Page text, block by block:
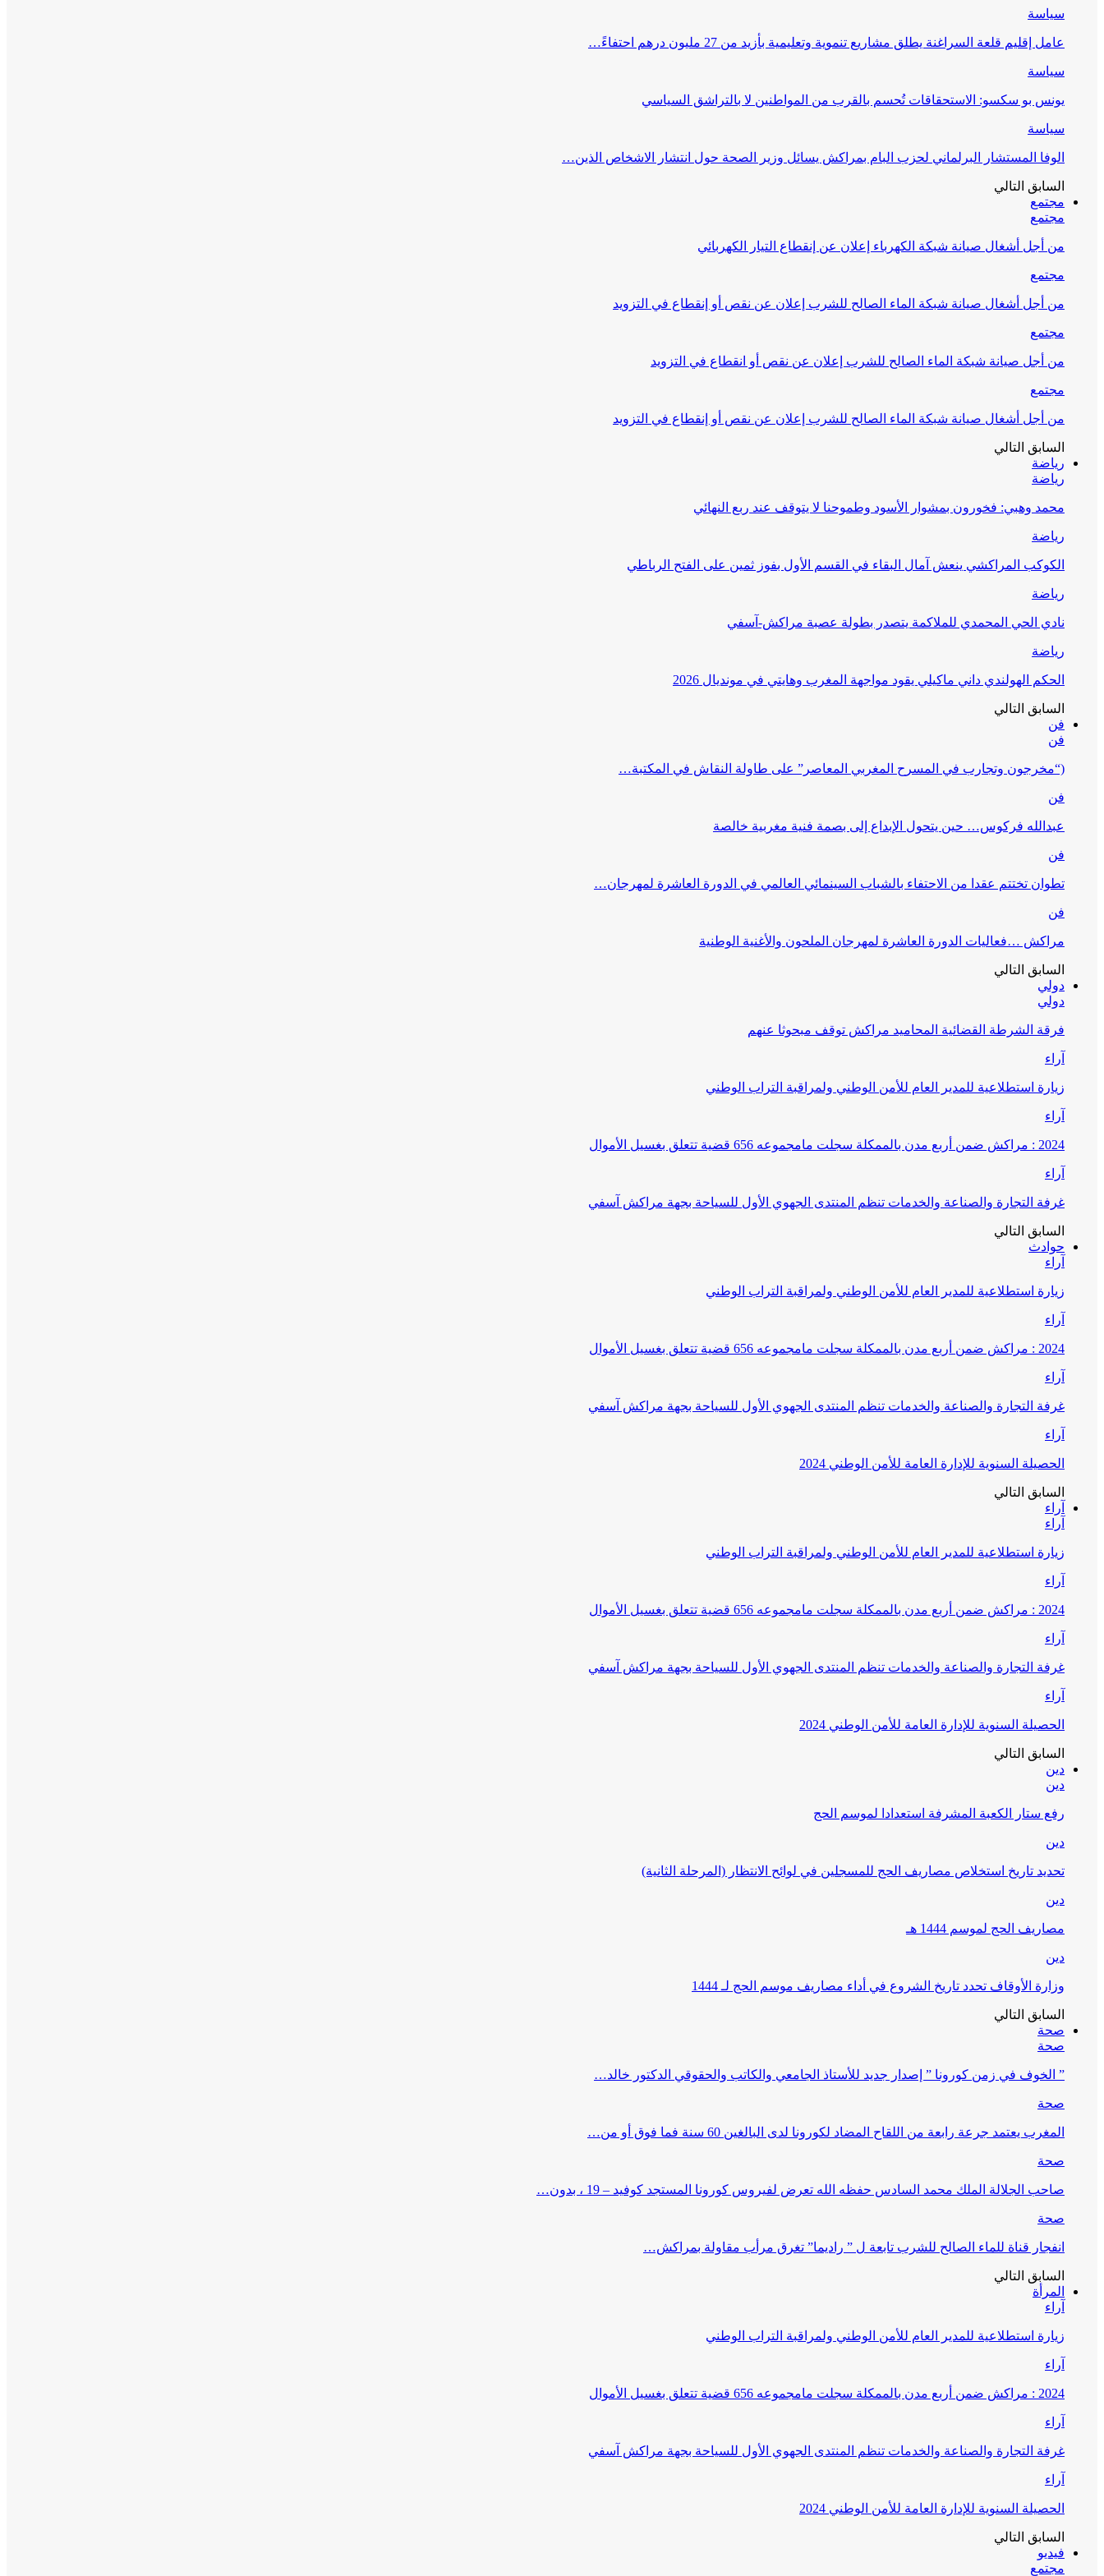
سياسة
عامل إقليم قلعة السراغنة يطلق مشاريع تنموية وتعليمية بأزيد من 27 مليون درهم احتفاءً…
سياسة
يونس بو سكسو: الاستحقاقات تُحسم بالقرب من المواطنين لا بالتراشق السياسي
سياسة
الوفا المستشار البرلماني لحزب البام بمراكش يسائل وزير الصحة حول انتشار الاشخاص الذين…
السابق التالي
مجتمع
مجتمع
من أجل أشغال صيانة شبكة الكهرباء إعلان عن إنقطاع التيار الكهربائي
مجتمع
من أجل أشغال صيانة شبكة الماء الصالح للشرب إعلان عن نقص أو إنقطاع في التزويد
مجتمع
من أجل صيانة شبكة الماء الصالح للشرب إعلان عن نقص أو انقطاع في التزويد
مجتمع
من أجل أشغال صيانة شبكة الماء الصالح للشرب إعلان عن نقص أو إنقطاع في التزويد
السابق التالي
رياضة
رياضة
محمد وهبي: فخورون بمشوار الأسود وطموحنا لا يتوقف عند ربع النهائي
رياضة
الكوكب المراكشي ينعش آمال البقاء في القسم الأول بفوز ثمين على الفتح الرباطي
رياضة
نادي الحي المحمدي للملاكمة يتصدر بطولة عصبة مراكش-آسفي
رياضة
الحكم الهولندي داني ماكيلي يقود مواجهة المغرب وهايتي في مونديال 2026
السابق التالي
فن
فن
(“مخرجون وتجارب في المسرح المغربي المعاصر” على طاولة النقاش في المكتبة…
فن
عبدالله فركوس… حين يتحول الإبداع إلى بصمة فنية مغربية خالصة
فن
تطوان تختتم عقدا من الاحتفاء بالشباب السينمائي العالمي في الدورة العاشرة لمهرجان…
فن
مراكش …فعاليات الدورة العاشرة لمهرجان الملحون والأغنية الوطنية
السابق التالي
دولي
دولي
فرقة الشرطة القضائية المحاميد مراكش توقف مبحوثا عنهم
آراء
زيارة استطلاعية للمدير العام للأمن الوطني ولمراقبة التراب الوطني
آراء
2024 : مراكش ضمن أربع مدن بالممكلة سجلت مامجموعه 656 قضية تتعلق بغسيل الأموال
آراء
غرفة التجارة والصناعة والخدمات تنظم المنتدى الجهوي الأول للسياحة بجهة مراكش آسفي
السابق التالي
حوادث
آراء
زيارة استطلاعية للمدير العام للأمن الوطني ولمراقبة التراب الوطني
آراء
2024 : مراكش ضمن أربع مدن بالممكلة سجلت مامجموعه 656 قضية تتعلق بغسيل الأموال
آراء
غرفة التجارة والصناعة والخدمات تنظم المنتدى الجهوي الأول للسياحة بجهة مراكش آسفي
آراء
الحصيلة السنوية للإدارة العامة للأمن الوطني 2024
السابق التالي
آراء
آراء
زيارة استطلاعية للمدير العام للأمن الوطني ولمراقبة التراب الوطني
آراء
2024 : مراكش ضمن أربع مدن بالممكلة سجلت مامجموعه 656 قضية تتعلق بغسيل الأموال
آراء
غرفة التجارة والصناعة والخدمات تنظم المنتدى الجهوي الأول للسياحة بجهة مراكش آسفي
آراء
الحصيلة السنوية للإدارة العامة للأمن الوطني 2024
السابق التالي
دين
دين
رفع ستار الكعبة المشرفة استعدادا لموسم الحج
دين
تحديد تاريخ استخلاص مصاريف الحج للمسجلين في لوائح الانتظار (المرحلة الثانية)
دين
مصاريف الحج لموسم 1444 هـ
دين
وزارة الأوقاف تحدد تاريخ الشروع في أداء مصاريف موسم الحج لـ 1444
السابق التالي
صحة
صحة
” الخوف في زمن كورونا ” إصدار جديد للأستاذ الجامعي والكاتب والحقوقي الدكتور خالد…
صحة
المغرب يعتمد جرعة رابعة من اللقاح المضاد لكورونا لدى البالغين 60 سنة فما فوق أو من…
صحة
صاحب الجلالة الملك محمد السادس حفظه الله تعرض لفيروس كورونا المستجد كوفيد – 19 ، بدون…
صحة
انفجار قناة للماء الصالح للشرب تابعة ل ” راديما” تغرق مرأب مقاولة بمراكش…
السابق التالي
المرأة
آراء
زيارة استطلاعية للمدير العام للأمن الوطني ولمراقبة التراب الوطني
آراء
2024 : مراكش ضمن أربع مدن بالممكلة سجلت مامجموعه 656 قضية تتعلق بغسيل الأموال
آراء
غرفة التجارة والصناعة والخدمات تنظم المنتدى الجهوي الأول للسياحة بجهة مراكش آسفي
آراء
الحصيلة السنوية للإدارة العامة للأمن الوطني 2024
السابق التالي
فيديو
مجتمع